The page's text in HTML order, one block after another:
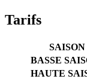
Tarifs
SAISON
BASSE
HAUTE